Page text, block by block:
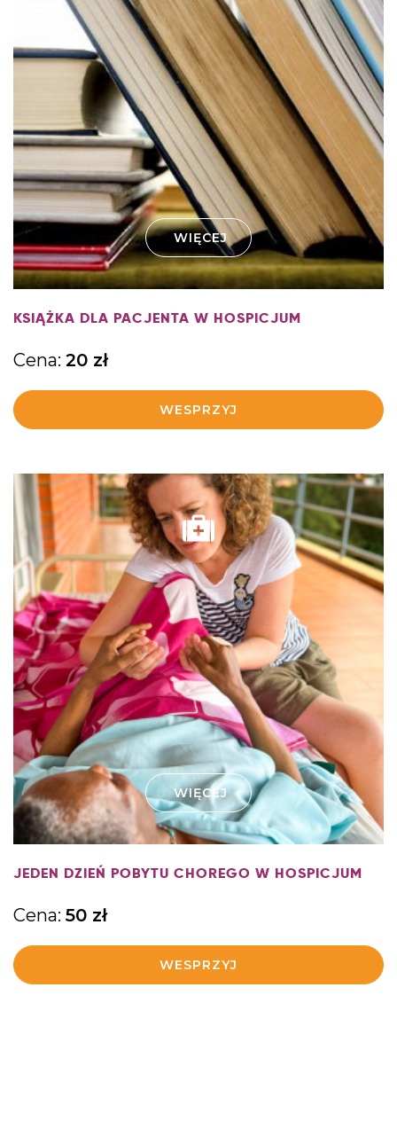
WIĘCEJ
KSIĄŻKA DLA PACJENTA W HOSPICJUM
Cena: 20 zł
WESPRZYJ
WIĘCEJ
JEDEN DZIEŃ POBYTU CHOREGO W HOSPICJUM
Cena: 50 zł
WESPRZYJ